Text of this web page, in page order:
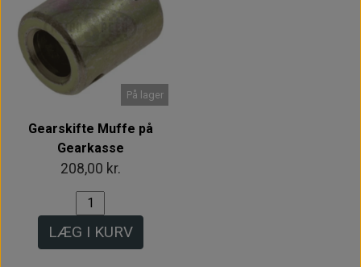
På lager
Gearskifte Muffe på
Gearkasse
208,00 kr.
LÆG I KURV